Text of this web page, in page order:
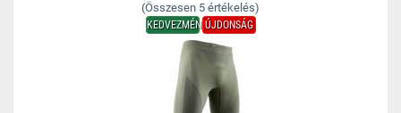
(Összesen 5 értékelés)
KEDVEZMÉNYÚJDONSÁG